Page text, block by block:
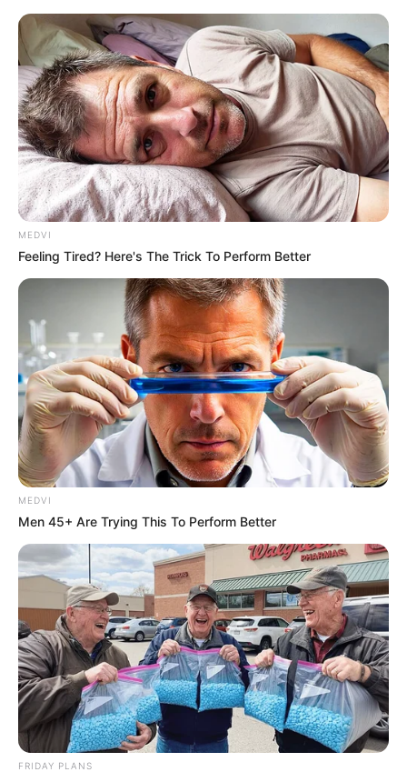
ราศีเมษ (15 เมษายน – 14 พฤกษภาคม)
การเงินถึงแม้ว่าจะไม่ได้พุ่งพรวดเหมือนการงาน แต่ก็มี
ช่องทางหาเงินมากขึ้น ได้มาจากน้ำพักน้ำแรง ส่วนเรื่อง
ลาภฟลุ้คๆ พอมีบ้าง แต่ไม่มาก ดวงการเงินช่วงกลางเดือน
ขึ้นๆ ลงๆ ช่วงนี้เอาแน่นอนไม่ได้ มีเกณฑ์ต้องเสียเกี่ยวกับ
ค่ารักษาพยาบาล ค่าซ่อมแซม แต่ก็ยังพอจะกระตื้องจาก
คนใกล้ชิดช่วยเหลืออยู่บ้าง
ราศีพฤษภ (15 พฤษภาคม – 14 มิถุนายน)
การเงินเร่งเก็บเร่งหา พยายามงดรายจ่ายที่ฟุ่มเฟือยออกไป
ก่อน ยังไม่พร้อมที่จะหรูหราฟู่ฟ่า มีแววต้องจ่ายแบบจำใจ
ช่วงนี้คุณจะขยันหาเงินมากเป็นพิเศษ แบบนี้ไม่อดตาย
แน่นอน มีทั้งงานหลักงานเสริม เหนื่อยหน่อยแต่พอเห็น
เม็ดเงินก็ชื่นใจ อย่าไปคาดหวังโชคลาภ พึ่งตัวเอง ยิ่งขยัน
ยิ่งมีเงินเยอะ ปลายเดือนหาเงินได้ดี เพียงแต่มีรายจ่าเยอะ
เลยทำให้เครียดอยู่บ้าง ไม่ต้องไปหวังลาภลอย เพราะช่วงนี้
คุณจะได้เงินมาจากน้ำพักน้ำแรงคุณ
MEDVI
Feeling Tired? Here's The Trick To Perform Better
MEDVI
Men 45+ Are Trying This To Perform Better
FRIDAY PLANS